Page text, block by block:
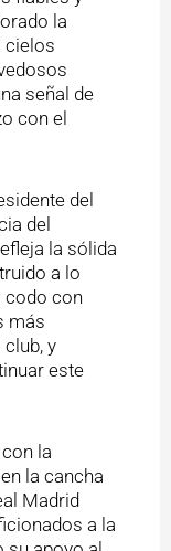
la
cielos
señal de
con el
del
del
la sólida
a lo
codo con
más
y
este
la
la cancha
Madrid
a la